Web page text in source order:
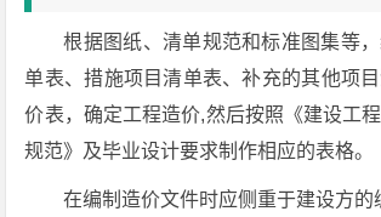
根据图纸、清单规范和标准图集等
单表、措施项目清单表、补充的其他项
价表，确定工程造价,然后按照《建设工
规范》及毕业设计要求制作相应的表格。
在编制造价文件时应侧重于建设方的